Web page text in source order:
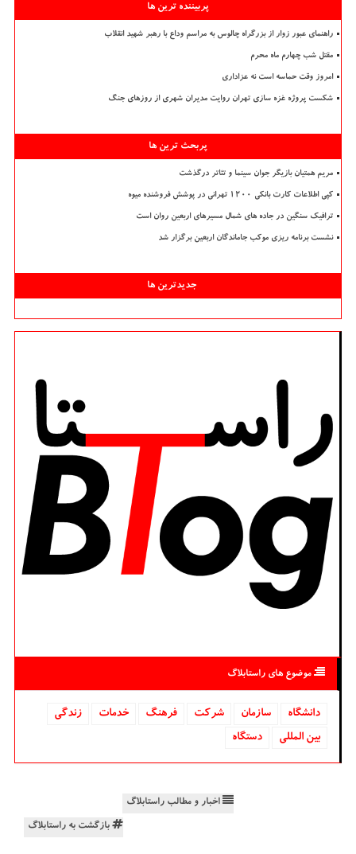
پربیننده ترین ها
راهنمای عبور زوار از بزرگراه چالوس به مراسم وداع با رهبر شهید انقلاب
مقتل شب چهارم ماه محرم
امروز وقت حماسه است نه عزاداری
شکست پروژه غزه سازی تهران روایت مدیران شهری از روزهای جنگ
پربحث ترین ها
مریم همتیان بازیگر جوان سینما و تئاتر درگذشت
کپی اطلاعات کارت بانکی ۱۲۰۰ تهرانی در پوشش فروشنده میوه
ترافیک سنگین در جاده های شمال مسیرهای اربعین روان است
نشست برنامه ریزی موکب جاماندگان اربعین برگزار شد
جدیدترین ها
موضوع های راستابلاگ
دانشگاه‌ سازمان شركت فرهنگ خدمات
زندگی
بین المللی
دستگاه
اخبار و مطالب راستابلاگ
بازگشت به راستابلاگ